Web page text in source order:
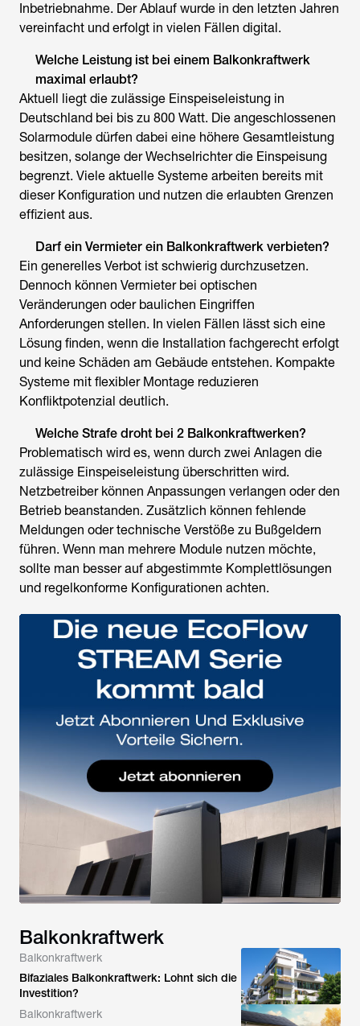
Inbetriebnahme. Der Ablauf wurde in den letzten Jahren
vereinfacht und erfolgt in vielen Fällen digital.
Welche Leistung ist bei einem Balkonkraftwerk
maximal erlaubt?
Aktuell liegt die zulässige Einspeiseleistung in
Deutschland bei bis zu 800 Watt. Die angeschlossenen
Solarmodule dürfen dabei eine höhere Gesamtleistung
besitzen, solange der Wechselrichter die Einspeisung
begrenzt. Viele aktuelle Systeme arbeiten bereits mit
dieser Konfiguration und nutzen die erlaubten Grenzen
effizient aus.
Darf ein Vermieter ein Balkonkraftwerk verbieten?
Ein generelles Verbot ist schwierig durchzusetzen.
Dennoch können Vermieter bei optischen
Veränderungen oder baulichen Eingriffen
Anforderungen stellen. In vielen Fällen lässt sich eine
Lösung finden, wenn die Installation fachgerecht erfolgt
und keine Schäden am Gebäude entstehen. Kompakte
Systeme mit flexibler Montage reduzieren
Konfliktpotenzial deutlich.
Welche Strafe droht bei 2 Balkonkraftwerken?
Problematisch wird es, wenn durch zwei Anlagen die
zulässige Einspeiseleistung überschritten wird.
Netzbetreiber können Anpassungen verlangen oder den
Betrieb beanstanden. Zusätzlich können fehlende
Meldungen oder technische Verstöße zu Bußgeldern
führen. Wenn man mehrere Module nutzen möchte,
sollte man besser auf abgestimmte Komplettlösungen
und regelkonforme Konfigurationen achten.
Balkonkraftwerk
Balkonkraftwerk
Bifaziales Balkonkraftwerk: Lohnt sich die
Investition?
Balkonkraftwerk